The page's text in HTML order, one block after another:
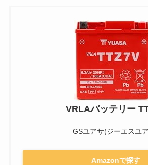
VRLAバッテリー
GSユアサ(ジーエスユ
Amazonで探す